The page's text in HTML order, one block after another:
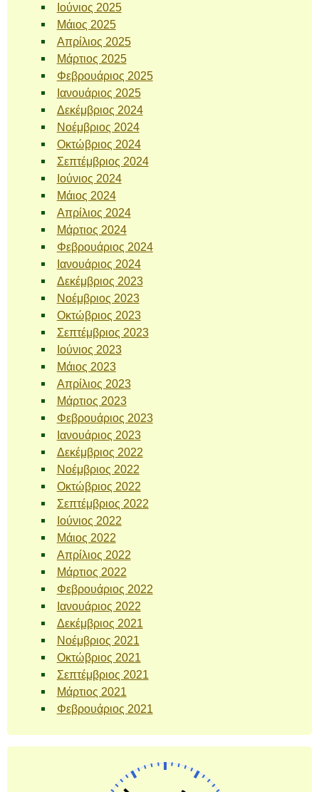
Ιούνιος 2025
Μάιος 2025
Απρίλιος 2025
Μάρτιος 2025
Φεβρουάριος 2025
Ιανουάριος 2025
Δεκέμβριος 2024
Νοέμβριος 2024
Οκτώβριος 2024
Σεπτέμβριος 2024
Ιούνιος 2024
Μάιος 2024
Απρίλιος 2024
Μάρτιος 2024
Φεβρουάριος 2024
Ιανουάριος 2024
Δεκέμβριος 2023
Νοέμβριος 2023
Οκτώβριος 2023
Σεπτέμβριος 2023
Ιούνιος 2023
Μάιος 2023
Απρίλιος 2023
Μάρτιος 2023
Φεβρουάριος 2023
Ιανουάριος 2023
Δεκέμβριος 2022
Νοέμβριος 2022
Οκτώβριος 2022
Σεπτέμβριος 2022
Ιούνιος 2022
Μάιος 2022
Απρίλιος 2022
Μάρτιος 2022
Φεβρουάριος 2022
Ιανουάριος 2022
Δεκέμβριος 2021
Νοέμβριος 2021
Οκτώβριος 2021
Σεπτέμβριος 2021
Μάρτιος 2021
Φεβρουάριος 2021